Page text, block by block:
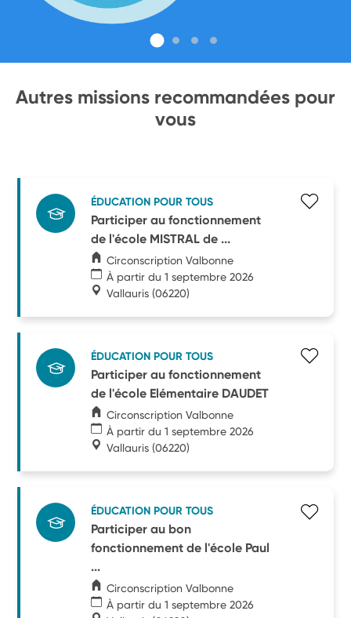
Autres missions recommandées pour
vous
ÉDUCATION POUR TOUS
Participer au fonctionnement
de l'école MISTRAL de ...
Circonscription Valbonne
À partir du 1 septembre 2026
Vallauris (06220)
ÉDUCATION POUR TOUS
Participer au fonctionnement
de l'école Elémentaire DAUDET
Circonscription Valbonne
À partir du 1 septembre 2026
Vallauris (06220)
ÉDUCATION POUR TOUS
Participer au bon
fonctionnement de l'école Paul
...
Circonscription Valbonne
À partir du 1 septembre 2026